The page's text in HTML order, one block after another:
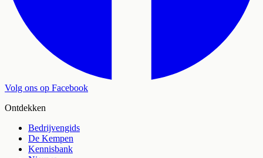
Volg ons op Facebook
Ontdekken
Bedrijvengids
De Kempen
Kennisbank